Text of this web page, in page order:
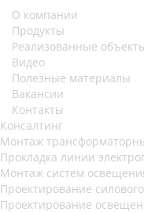
О компании
Продукты
Реализованные
Видео
Полезные материалы
Вакансии
Контакты
Консалтинг
Монтаж
Прокладка линии
Монтаж систем
Проектирование
Проектирование